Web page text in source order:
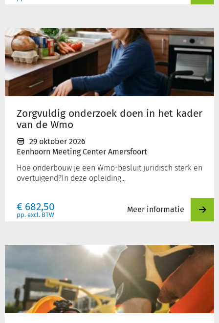
Zorgvuldig onderzoek doen in het kader
van de Wmo
29 oktober 2026
Eenhoorn Meeting Center Amersfoort
Hoe onderbouw je een Wmo-besluit juridisch sterk en
overtuigend?In deze opleiding...
€ 682,50
pp. excl. BTW
Meer informatie
Zorgvuldig
onderzoek
doen
in
het
kader
van
Wmo
de
Omgevingswet